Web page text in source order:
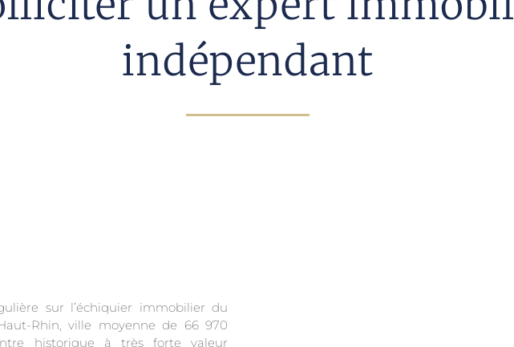
indépendant
sur l’échiquier immobilier du
Rhin, ville moyenne de 66 970
historique à très forte valeur